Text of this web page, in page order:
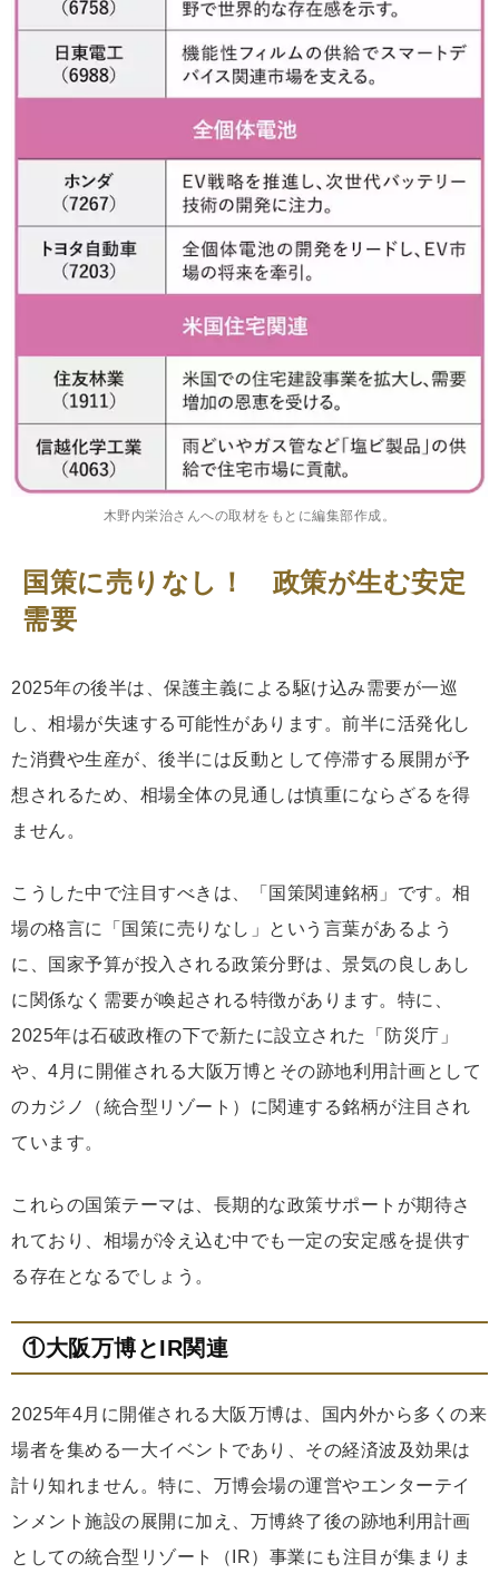
木野内栄治さんへの取材をもとに編集部作成。
国策に売りなし！ 政策が生む安定
需要
2025年の後半は、保護主義による駆け込み需要が一巡
し、相場が失速する可能性があります。前半に活発化し
た消費や生産が、後半には反動として停滞する展開が予
想されるため、相場全体の見通しは慎重にならざるを得
ません。
こうした中で注目すべきは、「国策関連銘柄」です。相
場の格言に「国策に売りなし」という言葉があるよう
に、国家予算が投入される政策分野は、景気の良しあし
に関係なく需要が喚起される特徴があります。特に、
2025年は石破政権の下で新たに設立された「防災庁」
や、4月に開催される大阪万博とその跡地利用計画として
のカジノ（統合型リゾート）に関連する銘柄が注目され
ています。
これらの国策テーマは、長期的な政策サポートが期待さ
れており、相場が冷え込む中でも一定の安定感を提供す
る存在となるでしょう。
①大阪万博とIR関連
2025年4月に開催される大阪万博は、国内外から多くの来
場者を集める一大イベントであり、その経済波及効果は
計り知れません。特に、万博会場の運営やエンターテイ
ンメント施設の展開に加え、万博終了後の跡地利用計画
としての統合型リゾート（IR）事業にも注目が集まりま